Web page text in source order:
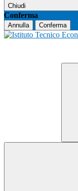
Chiudi
Conferma
Annulla Conferma